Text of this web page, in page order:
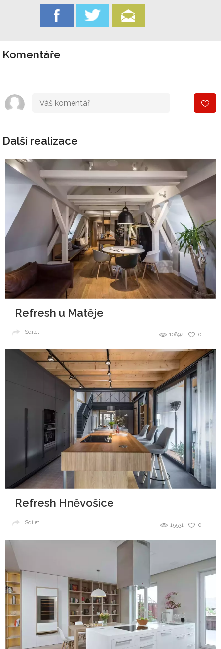
Komentáře
Další realizace
Refresh u Matěje
0
10894
Sdílet
Refresh Hněvošice
0
15531
Sdílet